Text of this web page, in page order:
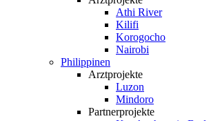
Athi River
Kilifi
Korogocho
Nairobi
Philippinen
Arztprojekte
Luzon
Mindoro
Partnerprojekte